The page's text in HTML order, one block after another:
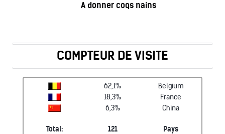
A donner coqs nains
COMPTEUR DE VISITE
62,1%
Belgium
18,3%
France
6,3%
China
Total: 121 Pays